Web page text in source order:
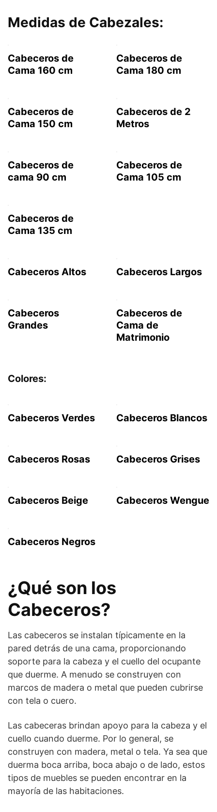
Medidas de Cabezales:
Cabeceros de
Cama 160 cm
Cabeceros de
Cama 180 cm
Cabeceros de
Cama 150 cm
Cabeceros de 2
Metros
Cabeceros de
cama 90 cm
Cabeceros de
Cama 105 cm
Cabeceros de
Cama 135 cm
Cabeceros Altos Cabeceros Largos
Cabeceros
Grandes
Cabeceros de
Cama de
Matrimonio
Colores:
Cabeceros Verdes Cabeceros Blancos
Cabeceros Rosas Cabeceros Grises
Cabeceros Beige Cabeceros Wengue
Cabeceros Negros
¿Qué son los
Cabeceros?
Las cabeceros se instalan típicamente en la
pared detrás de una cama, proporcionando
soporte para la cabeza y el cuello del ocupante
que duerme. A menudo se construyen con
marcos de madera o metal que pueden cubrirse
con tela o cuero.
Las cabeceras brindan apoyo para la cabeza y el
cuello cuando duerme. Por lo general, se
construyen con madera, metal o tela. Ya sea que
duerma boca arriba, boca abajo o de lado, estos
tipos de muebles se pueden encontrar en la
mayoría de las habitaciones.